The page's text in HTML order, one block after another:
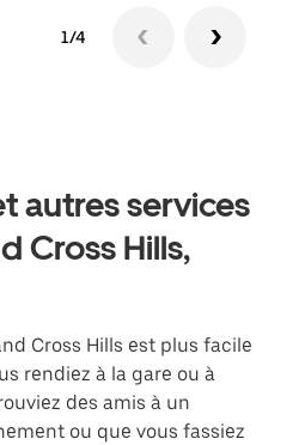
1/4
autres services
Cross Hills,
Cross Hills est plus facile
rendiez à la gare ou à
des amis à un
ou que vous fassiez